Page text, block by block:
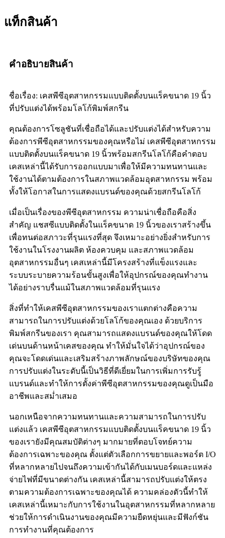
แท็กสินค้า
คำอธิบายสินค้า
ชื่อเรื่อง: เคสพีซีอุตสาหกรรมแบบติดตั้งบนแร็คขนาด 19 นิ้ว
ที่ปรับแต่งได้พร้อมโลโก้พิมพ์สกรีน
คุณต้องการโซลูชันที่เชื่อถือได้และปรับแต่งได้สำหรับความ
ต้องการพีซีอุตสาหกรรมของคุณหรือไม่ เคสพีซีอุตสาหกรรม
แบบติดตั้งบนแร็คขนาด 19 นิ้วพร้อมสกรีนโลโก้คือคำตอบ
เคสเหล่านี้ได้รับการออกแบบมาเพื่อให้มีความทนทานและ
ใช้งานได้ตามต้องการในสภาพแวดล้อมอุตสาหกรรม พร้อม
ทั้งให้โอกาสในการแสดงแบรนด์ของคุณด้วยสกรีนโลโก้
เมื่อเป็นเรื่องของพีซีอุตสาหกรรม ความน่าเชื่อถือคือสิ่ง
สำคัญ แชสซีแบบติดตั้งในแร็คขนาด 19 นิ้วของเราสร้างขึ้น
เพื่อทนต่อสภาวะที่รุนแรงที่สุด จึงเหมาะอย่างยิ่งสำหรับการ
ใช้งานในโรงงานผลิต ห้องควบคุม และสภาพแวดล้อม
อุตสาหกรรมอื่นๆ เคสเหล่านี้มีโครงสร้างที่แข็งแรงและ
ระบบระบายความร้อนขั้นสูงเพื่อให้อุปกรณ์ของคุณทำงาน
ได้อย่างราบรื่นแม้ในสภาพแวดล้อมที่รุนแรง
สิ่งที่ทำให้เคสพีซีอุตสาหกรรมของเราแตกต่างคือความ
สามารถในการปรับแต่งด้วยโลโก้ของคุณเอง ด้วยบริการ
พิมพ์สกรีนของเรา คุณสามารถแสดงแบรนด์ของคุณให้โดด
เด่นบนด้านหน้าเคสของคุณ ทำให้มั่นใจได้ว่าอุปกรณ์ของ
คุณจะโดดเด่นและเสริมสร้างภาพลักษณ์ของบริษัทของคุณ
การปรับแต่งในระดับนี้เป็นวิธีที่ดีเยี่ยมในการเพิ่มการรับรู้
แบรนด์และทำให้การตั้งค่าพีซีอุตสาหกรรมของคุณดูเป็นมือ
อาชีพและสม่ำเสมอ
นอกเหนือจากความทนทานและความสามารถในการปรับ
แต่งแล้ว เคสพีซีอุตสาหกรรมแบบติดตั้งบนแร็คขนาด 19 นิ้ว
ของเรายังมีคุณสมบัติต่างๆ มากมายที่ตอบโจทย์ความ
ต้องการเฉพาะของคุณ ตั้งแต่ตัวเลือกการขยายและพอร์ต I/O
ที่หลากหลายไปจนถึงความเข้ากันได้กับเมนบอร์ดและแหล่ง
จ่ายไฟที่มีขนาดต่างกัน เคสเหล่านี้สามารถปรับแต่งให้ตรง
ตามความต้องการเฉพาะของคุณได้ ความคล่องตัวนี้ทำให้
เคสเหล่านี้เหมาะกับการใช้งานในอุตสาหกรรมที่หลากหลาย
ช่วยให้การดำเนินงานของคุณมีความยืดหยุ่นและมีฟังก์ชัน
การทำงานที่คุณต้องการ